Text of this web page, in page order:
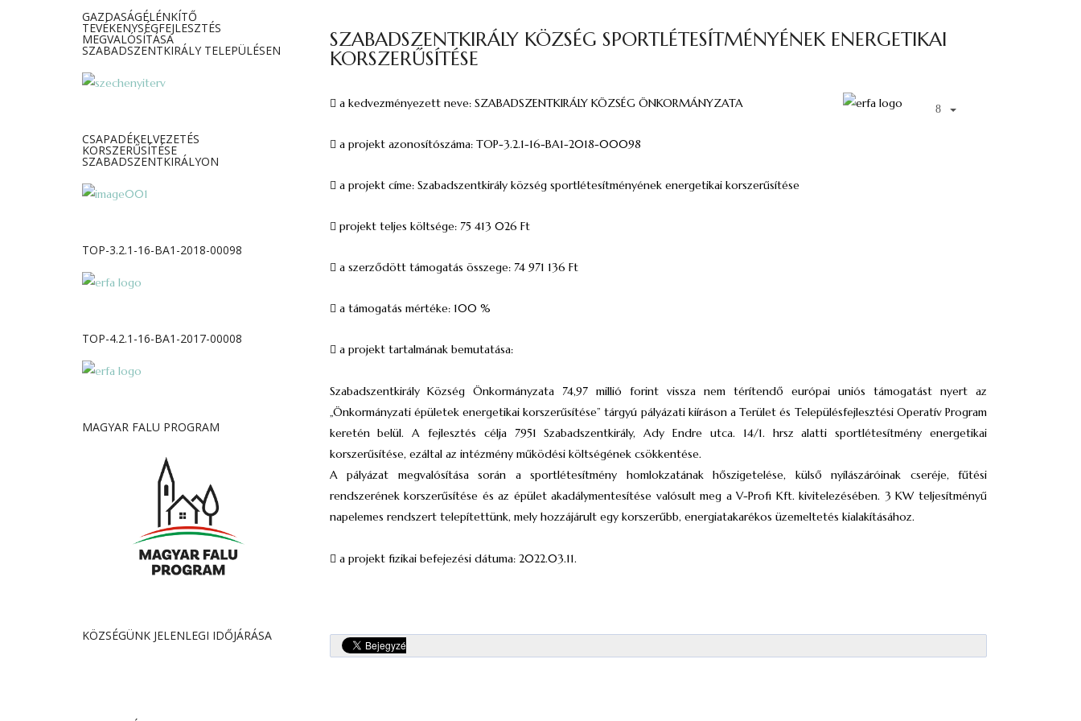
GAZDASÁGÉLÉNKÍTŐ
TEVÉKENYSÉGFEJLESZTÉS
MEGVALÓSÍTÁSA
SZABADSZENTKIRÁLY TELEPÜLÉSEN
CSAPADÉKELVEZETÉS
KORSZERŰSÍTÉSE
SZABADSZENTKIRÁLYON
TOP-3.2.1-16-BA1-2018-00098
TOP-4.2.1-16-BA1-2017-00008
MAGYAR FALU PROGRAM
KÖZSÉGÜNK JELENLEGI IDŐJÁRÁSA
SZABADSZENTKIRÁLY KÖZSÉG SPORTLÉTESÍTMÉNYÉNEK ENERGETIKAI
KORSZERŰSÍTÉSE
 a kedvezményezett neve: SZABADSZENTKIRÁLY KÖZSÉG ÖNKORMÁNYZATA
 a projekt azonosítószáma: TOP-3.2.1-16-BA1-2018-00098
 a projekt címe: Szabadszentkirály község sportlétesítményének energetikai korszerűsítése
 projekt teljes költsége: 75 413 026 Ft
 a szerződött támogatás összege: 74 971 136 Ft
 a támogatás mértéke: 100 %
 a projekt tartalmának bemutatása:
Szabadszentkirály Község Önkormányzata 74,97 millió forint vissza nem térítendő európai uniós támogatást nyert az
„Önkormányzati épületek energetikai korszerűsítése” tárgyú pályázati kiíráson a Terület és Településfejlesztési Operatív Program
keretén belül. A fejlesztés célja 7951 Szabadszentkirály, Ady Endre utca. 14/1. hrsz alatti sportlétesítmény energetikai
korszerűsítése, ezáltal az intézmény működési költségének csökkentése.
A pályázat megvalósítása során a sportlétesítmény homlokzatának hőszigetelése, külső nyílászáróinak cseréje, fűtési
rendszerének korszerűsítése és az épület akadálymentesítése valósult meg a V-Profi Kft. kivitelezésében. 3 KW teljesítményű
napelemes rendszert telepítettünk, mely hozzájárult egy korszerűbb, energiatakarékos üzemeltetés kialakításához.
 a projekt fizikai befejezési dátuma: 2022.03.11.